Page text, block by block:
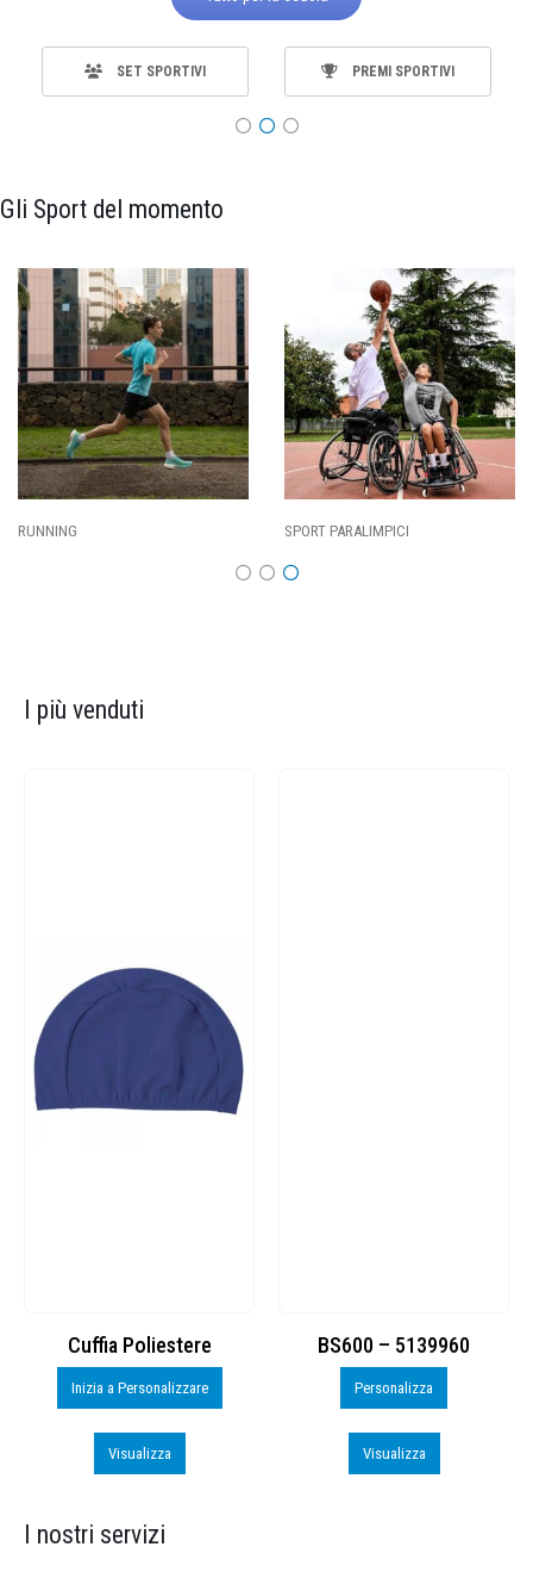
SET SPORTIVI PREMI SPORTIVI
Gli Sport del momento
SPORT PARALIMPICI
I più venduti
Cuffia Poliestere
Inizia a Personalizzare
Visualizza
BS600 – 5139960
Personalizza
Visualizza
I nostri servizi